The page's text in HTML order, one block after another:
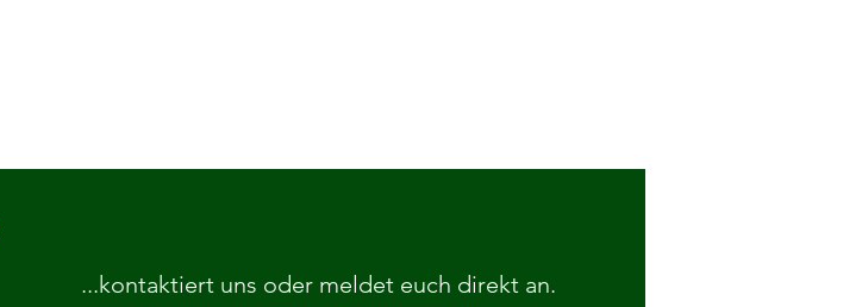
...kontaktiert uns oder meldet euch direkt an.